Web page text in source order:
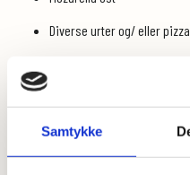
Samtykke
Diverse urter og/ eller
Følg fremgangsmåten på